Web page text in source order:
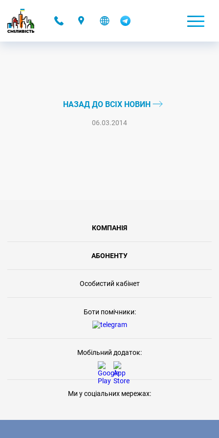
НАЗАД ДО ВСІХ НОВИН
06.03.2014
КОМПАНІЯ
АБОНЕНТУ
Особистий кабінет
Боти помічники:
Мобільний додаток:
Ми у соціальних мережах: